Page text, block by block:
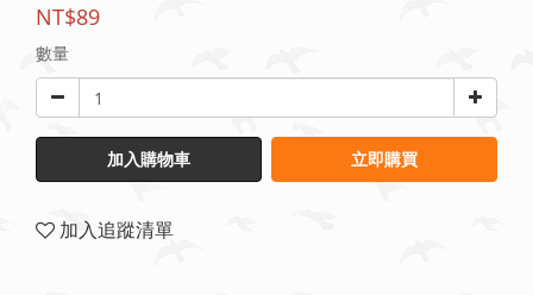
NT$89
數量
加入購物車 立即購買
加入追蹤清單